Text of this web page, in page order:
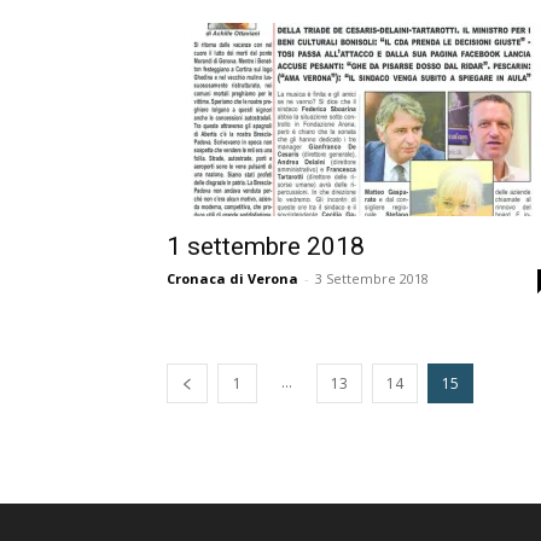
1 settembre 2018
Cronaca di Verona - 3 Settembre 2018
1 ... 13 14 15